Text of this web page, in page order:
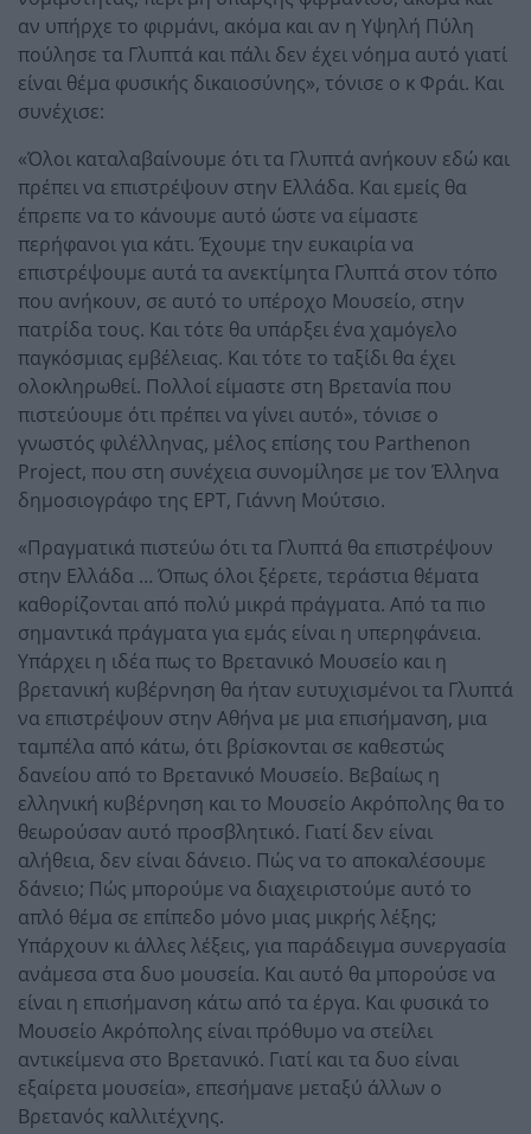
αν υπήρχε το φιρμάνι, ακόμα και αν η Υψηλή Πύλη
πούλησε τα Γλυπτά και πάλι δεν έχει νόημα αυτό γιατί
είναι θέμα φυσικής δικαιοσύνης», τόνισε ο κ Φράι. Και
συνέχισε:
«Όλοι καταλαβαίνουμε ότι τα Γλυπτά ανήκουν εδώ και
πρέπει να επιστρέψουν στην Ελλάδα. Και εμείς θα
έπρεπε να το κάνουμε αυτό ώστε να είμαστε
περήφανοι για κάτι. Έχουμε την ευκαιρία να
επιστρέψουμε αυτά τα ανεκτίμητα Γλυπτά στον τόπο
που ανήκουν, σε αυτό το υπέροχο Μουσείο, στην
πατρίδα τους. Και τότε θα υπάρξει ένα χαμόγελο
παγκόσμιας εμβέλειας. Και τότε το ταξίδι θα έχει
ολοκληρωθεί. Πολλοί είμαστε στη Βρετανία που
πιστεύουμε ότι πρέπει να γίνει αυτό», τόνισε ο
γνωστός φιλέλληνας, μέλος επίσης του Parthenon
Project, που στη συνέχεια συνομίλησε με τον Έλληνα
δημοσιογράφο της ΕΡΤ, Γιάννη Μούτσιο.
«Πραγματικά πιστεύω ότι τα Γλυπτά θα επιστρέψουν
στην Ελλάδα … Όπως όλοι ξέρετε, τεράστια θέματα
καθορίζονται από πολύ μικρά πράγματα. Από τα πιο
σημαντικά πράγματα για εμάς είναι η υπερηφάνεια.
Υπάρχει η ιδέα πως το Βρετανικό Μουσείο και η
βρετανική κυβέρνηση θα ήταν ευτυχισμένοι τα Γλυπτά
να επιστρέψουν στην Αθήνα με μια επισήμανση, μια
ταμπέλα από κάτω, ότι βρίσκονται σε καθεστώς
δανείου από το Βρετανικό Μουσείο. Βεβαίως η
ελληνική κυβέρνηση και το Μουσείο Ακρόπολης θα το
θεωρούσαν αυτό προσβλητικό. Γιατί δεν είναι
αλήθεια, δεν είναι δάνειο. Πώς να το αποκαλέσουμε
δάνειο; Πώς μπορούμε να διαχειριστούμε αυτό το
απλό θέμα σε επίπεδο μόνο μιας μικρής λέξης;
Υπάρχουν κι άλλες λέξεις, για παράδειγμα συνεργασία
ανάμεσα στα δυο μουσεία. Και αυτό θα μπορούσε να
είναι η επισήμανση κάτω από τα έργα. Και φυσικά το
Μουσείο Ακρόπολης είναι πρόθυμο να στείλει
αντικείμενα στο Βρετανικό. Γιατί και τα δυο είναι
εξαίρετα μουσεία», επεσήμανε μεταξύ άλλων ο
Βρετανός καλλιτέχνης.